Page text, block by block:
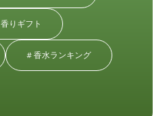
香りギフト
香水ランキング